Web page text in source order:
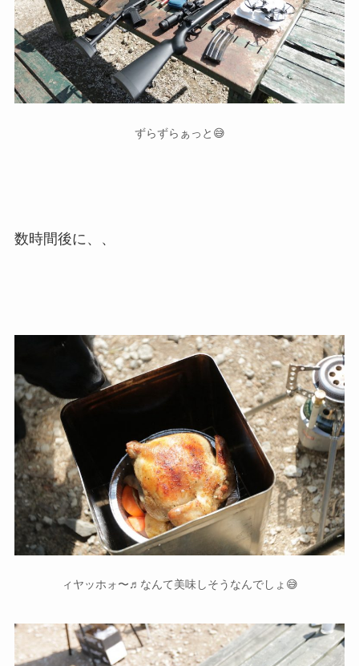
ずらずらぁっと😅
数時間後に、、
ィヤッホォ〜♬なんて美味しそうなんでしょ😅